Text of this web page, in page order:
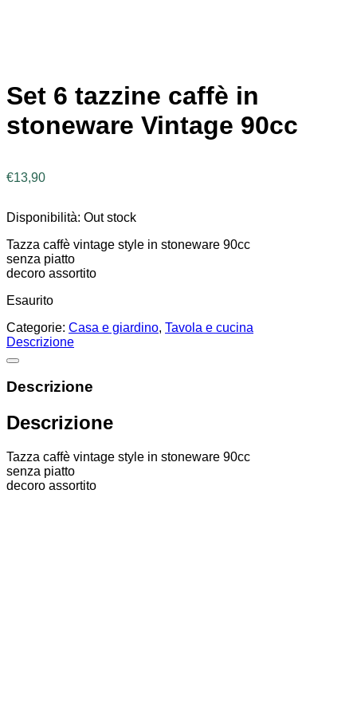
Set 6 tazzine caffè in
stoneware Vintage 90cc
€13,90
Disponibilità: Out stock
Tazza caffè vintage style in stoneware 90cc
senza piatto
decoro assortito
Esaurito
Categorie: Casa e giardino, Tavola e cucina
Descrizione
Descrizione
Descrizione
Tazza caffè vintage style in stoneware 90cc
senza piatto
decoro assortito